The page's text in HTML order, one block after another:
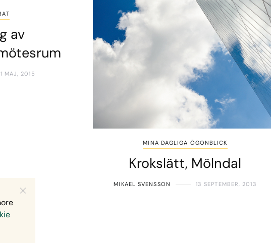
av
MAJ, 2015
MINA DAGLIGA ÖGONBLICK
Krokslätt, Mölndal
MIKAEL SVENSSON 13 SEPTEMBER, 2013